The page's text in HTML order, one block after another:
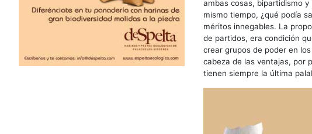
ambas cosas, bipartidismo
mismo tiempo, ¿qué podía
méritos innegables. La
de partidos, era condición
crear grupos de poder en
cabeza de las ventajas, por
tienen siempre la última